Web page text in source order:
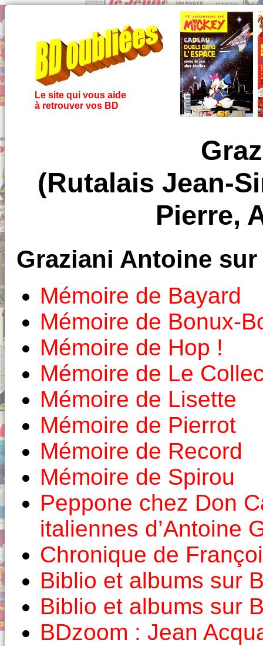
Le site qui vous aide
à retrouver vos BD
(Rutalais Jean-
Pierre,
Graziani Antoine sur
Mémoire de Bayard
Mémoire de Bonux-
Mémoire de Hop !
Mémoire de Le
Mémoire de Lisette
Mémoire de Pierrot
Mémoire de Record
Mémoire de Spirou
Peppone chez Don
italiennes d’Antoine
Chronique de
Biblio et albums sur
Biblio et albums sur
BDzoom : Jean